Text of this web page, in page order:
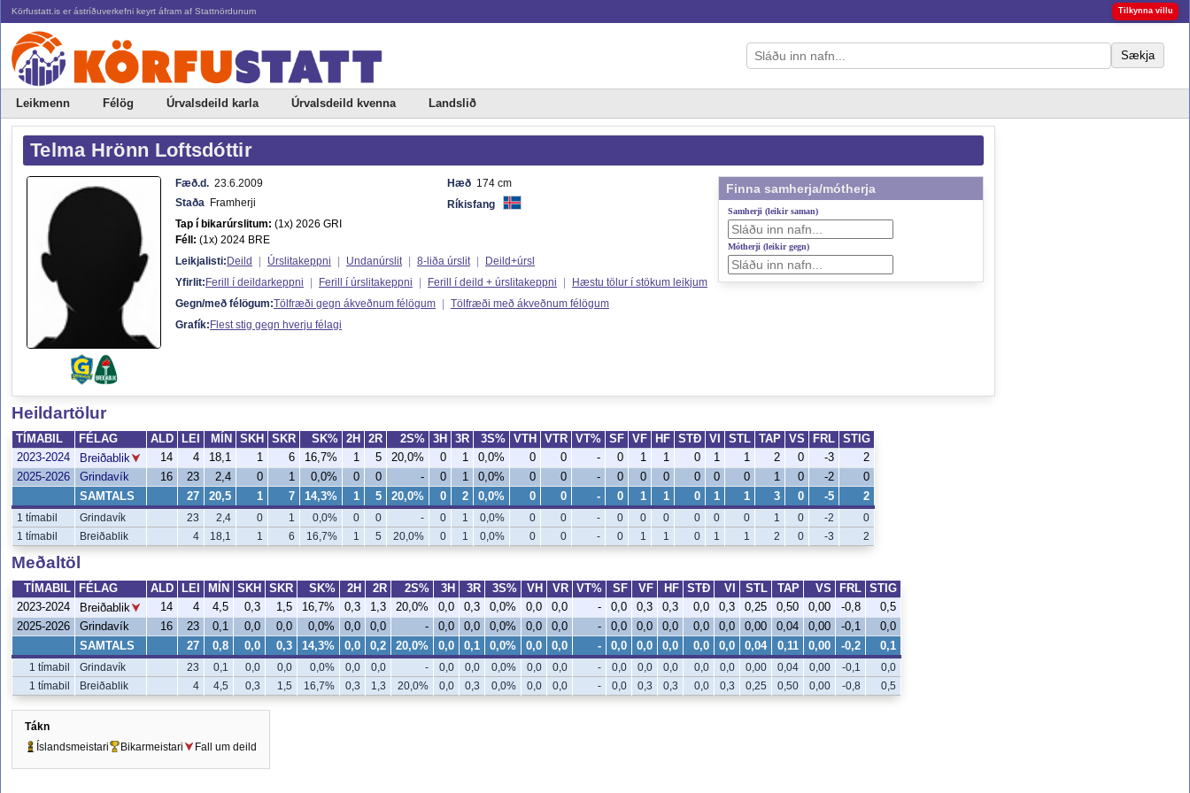
Körfustatt.is er ástríðuverkefni keyrt áfram af Stattnördunum Tilkynna villu
Sækja
Leikmenn Félög Úrvalsdeild karla Úrvalsdeild kvenna Landslið
Telma Hrönn Loftsdóttir
Fæð.d. 23.6.2009 Hæð 174 cm
Staða Framherji
Ríkisfang
Tap í bikarúrslitum: (1x) 2026 GRI
Féll: (1x) 2024 BRE
Leikjalisti:Deild | Úrslitakeppni | Undanúrslit | 8-liða úrslit |
Deild+úrsl
Yfirlit:Ferill í deildarkeppni | Ferill í úrslitakeppni | Ferill í deild + úrslitakeppni |
Hæstu tölur í stökum leikjum
Gegn/með félögum:Tölfræði gegn ákveðnum félögum | Tölfræði með ákveðnum félögum
Grafík:Flest stig gegn hverju félagi
Finna samherja/mótherja
Samherji (leikir saman)
Mótherji (leikir gegn)
Heildartölur
TÍMABIL FÉLAG ALD LEI MÍN SKH SKR SK% 2H 2R 2S% 3H 3R 3S% VTH VTR VT% SF VF HF STÐ VI STL TAP VS FRL
STIG
2023-2024
Breiðablik 14 4 18,1 1 6 16,7% 1 5 20,0% 0 1 0,0% 0 0 - 0 1 1 0 1 1 2 0 -3
2
2025-2026
Grindavík 16 23 2,4 0 1 0,0% 0 0 - 0 1 0,0% 0 0 - 0 0 0 0 0 0 1 0 -2 0
SAMTALS 27 20,5 1 7 14,3% 1 5 20,0% 0 2 0,0% 0 0 - 0 1 1 0 1 1 3 0 -5 2
1 tímabil Grindavík 23 2,4 0 1 0,0% 0 0 - 0 1 0,0% 0 0 - 0 0 0 0 0 0 1 0 -2
0
1 tímabil
Breiðablik 4 18,1 1 6 16,7% 1 5 20,0% 0 1 0,0% 0 0 - 0 1 1 0 1 1 2 0 -3 2
Meðaltöl
TÍMABIL FÉLAG ALD LEI MÍN SKH SKR SK% 2H 2R 2S% 3H 3R 3S% VH VR VT% SF VF HF STÐ VI STL TAP VS FRL
STIG
2023-2024
Breiðablik 14 4 4,5 0,3 1,5 16,7% 0,3 1,3 20,0% 0,0 0,3 0,0% 0,0 0,0 - 0,0 0,3 0,3 0,0 0,3 0,25 0,50 0,00 -0,8
0,5
2025-2026
Grindavík 16 23 0,1 0,0 0,0 0,0% 0,0 0,0 - 0,0 0,0 0,0% 0,0 0,0 - 0,0 0,0 0,0 0,0 0,0 0,00 0,04 0,00 -0,1 0,0
SAMTALS 27 0,8 0,0 0,3 14,3% 0,0 0,2 20,0% 0,0 0,1 0,0% 0,0 0,0 - 0,0 0,0 0,0 0,0 0,0 0,04 0,11 0,00 -0,2 0,1
1 tímabil Grindavík 23 0,1 0,0 0,0 0,0% 0,0 0,0 - 0,0 0,0 0,0% 0,0 0,0 - 0,0 0,0 0,0 0,0 0,0 0,00 0,04 0,00 -0,1
0,0
1 tímabil
Breiðablik 4 4,5 0,3 1,5 16,7% 0,3 1,3 20,0% 0,0 0,3 0,0% 0,0 0,0 - 0,0 0,3 0,3 0,0 0,3 0,25 0,50 0,00 -0,8 0,5
Tákn
Íslandsmeistari
Bikarmeistari Fall um deild